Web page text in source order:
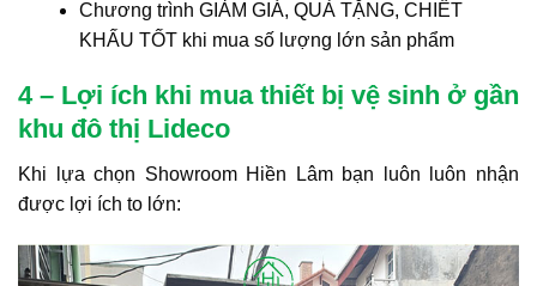
Chương trình GIẢM GIÁ, QUÀ TẶNG, CHIẾT
KHẤU TỐT khi mua số lượng lớn sản phẩm
4 – Lợi ích khi mua thiết bị vệ sinh ở gần
khu đô thị Lideco
Khi lựa chọn Showroom Hiền Lâm bạn luôn luôn nhận
được lợi ích to lớn: